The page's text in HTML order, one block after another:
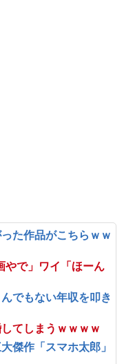
た作品がこちらｗｗ
やで」ワイ「ほーん
でもない年収を叩き
てしまうｗｗｗｗ
傑作「スマホ太郎」